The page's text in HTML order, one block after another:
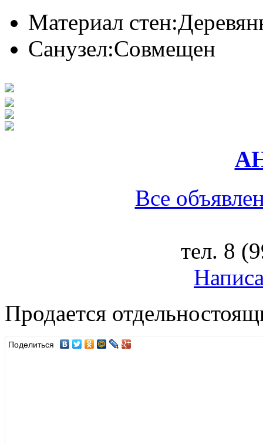
Материал стен:
Санузел:Совмещен
Все
тел. 8
Продается
Поделиться